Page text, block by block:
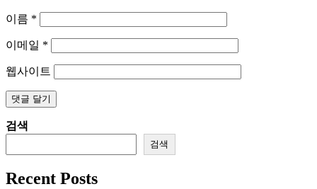
이름 *
이메일 *
웹사이트
검색
검색
Recent Posts